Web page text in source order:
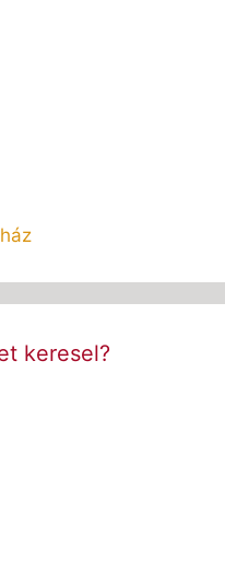
keresel?